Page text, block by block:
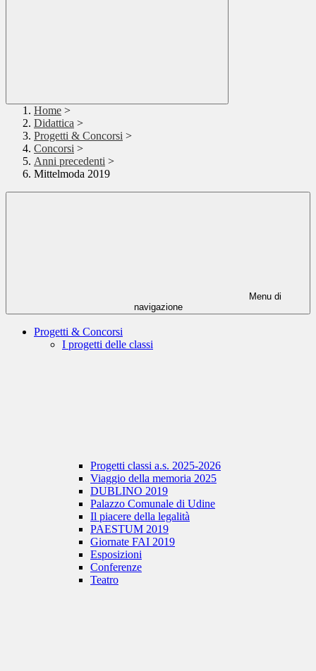
Home >
Didattica >
Progetti & Concorsi >
Concorsi >
Anni precedenti >
Mittelmoda 2019
Menu di
navigazione
Progetti & Concorsi
I progetti delle classi
Progetti classi a.s. 2025-2026
Viaggio della memoria 2025
DUBLINO 2019
Palazzo Comunale di Udine
Il piacere della legalità
PAESTUM 2019
Giornate FAI 2019
Esposizioni
Conferenze
Teatro